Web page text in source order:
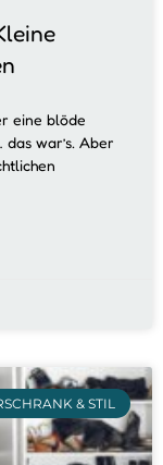
eine blöde
war’s. Aber
& STIL